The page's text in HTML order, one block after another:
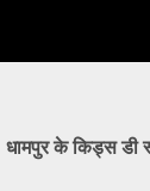
धामपुर के किड्स डी